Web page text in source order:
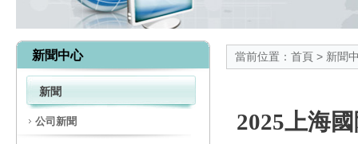
新聞中心
新聞
公司新聞
當前位置： 首頁 > 新聞
2025上海